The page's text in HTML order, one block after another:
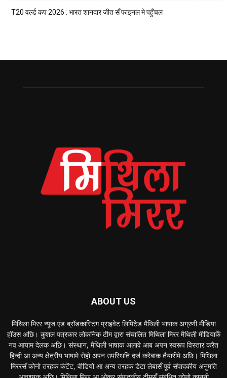
T20 वर्ल्ड कप 2026 : भारत शानदार जीत सँ फाइनल मे पहुँचल
ABOUT US
मिथिला मिरर न्यूज एंड ब्रॉडकास्टिंग प्राइवेट लिमिटेड मैथिली भाषाक अग्रणी मीडिया
हॉउस अछि। कुशल पत्रकार लोकनिक टीम द्वारा संचालित मिथिला मिरर मैथिली मीडियाकेँ
नव आयाम देलक अछि। संस्थान, मैथिली भाषाक अलावे आब अपन स्वरूप विस्तार करैत
हिन्दी आ अन्य क्षेत्रीय भाषामे सेहो अपन उपस्थिति दर्ज करेबाक तैयारीमे अछि। मिथिला
मिररसँ कोनो तरहक कंटेंट, वीडियो आ अन्य तरहक डेटा लेबासँ पूर्व संपादकीय अनुमति